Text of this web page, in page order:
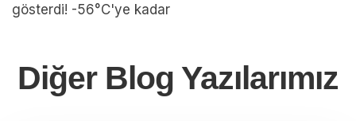
gösterdi! -56°C'ye kadar
Diğer Blog Yazılarımız